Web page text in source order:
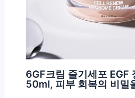
6GF크림 줄기세포 EGF
50ml, 피부 회복의 비밀